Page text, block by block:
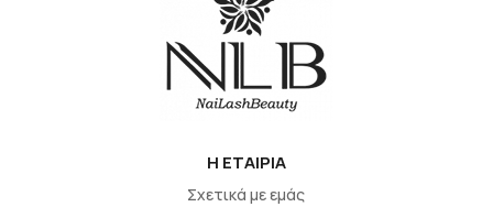
H EΤΑΙΡΙΑ
Σχετικά με εμάς